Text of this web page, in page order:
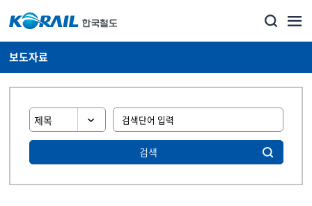
보도자료
검색